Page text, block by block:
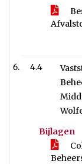
4.4
Bijlagen